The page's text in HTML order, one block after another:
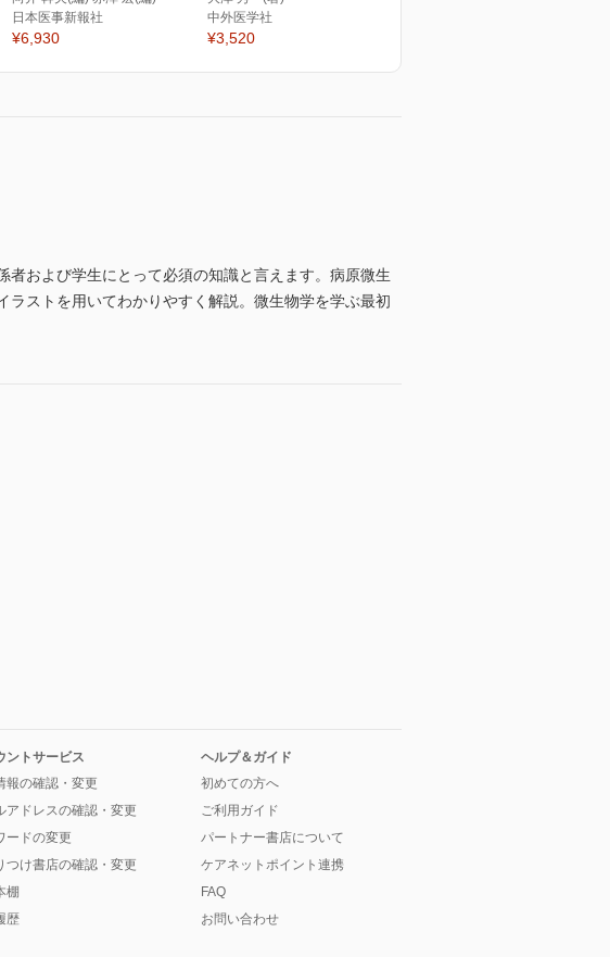
日本医事新報社
¥6,930
中外医学社
¥3,520
および学生にとって必須の知識と言えます。病原微生
ストを用いてわかりやすく解説。微生物学を学ぶ最初
ントサービス
報の確認・変更
アドレスの確認・変更
ードの変更
つけ書店の確認・変更
棚
歴
ヘルプ＆ガイド
初めての方へ
ご利用ガイド
パートナー書店について
ケアネットポイント連携
FAQ
お問い合わせ